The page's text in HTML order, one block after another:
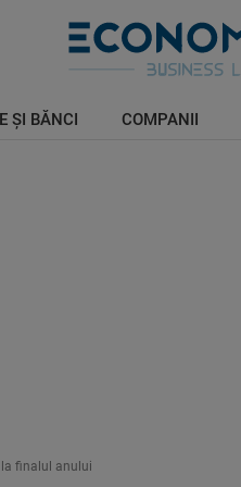
ŞI BĂNCI COMPANII
finalul anului